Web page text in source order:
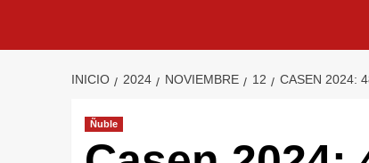
INICIO 2024 NOVIEMBRE 12 CASEN 2024:
Ñuble